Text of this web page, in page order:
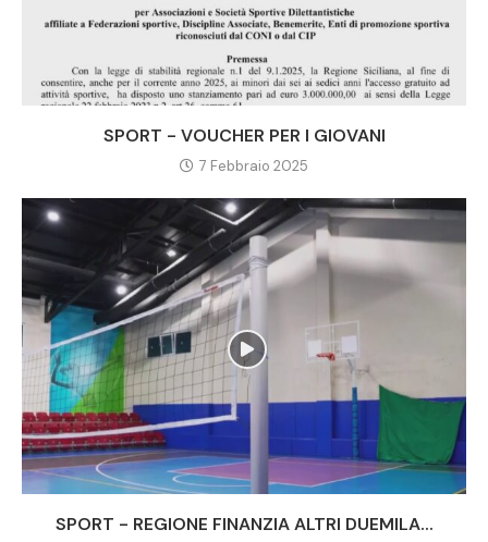
SPORT - VOUCHER PER I GIOVANI
7 Febbraio 2025
SPORT - REGIONE FINANZIA ALTRI DUEMILA...